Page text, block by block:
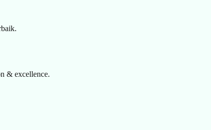
& excellence.